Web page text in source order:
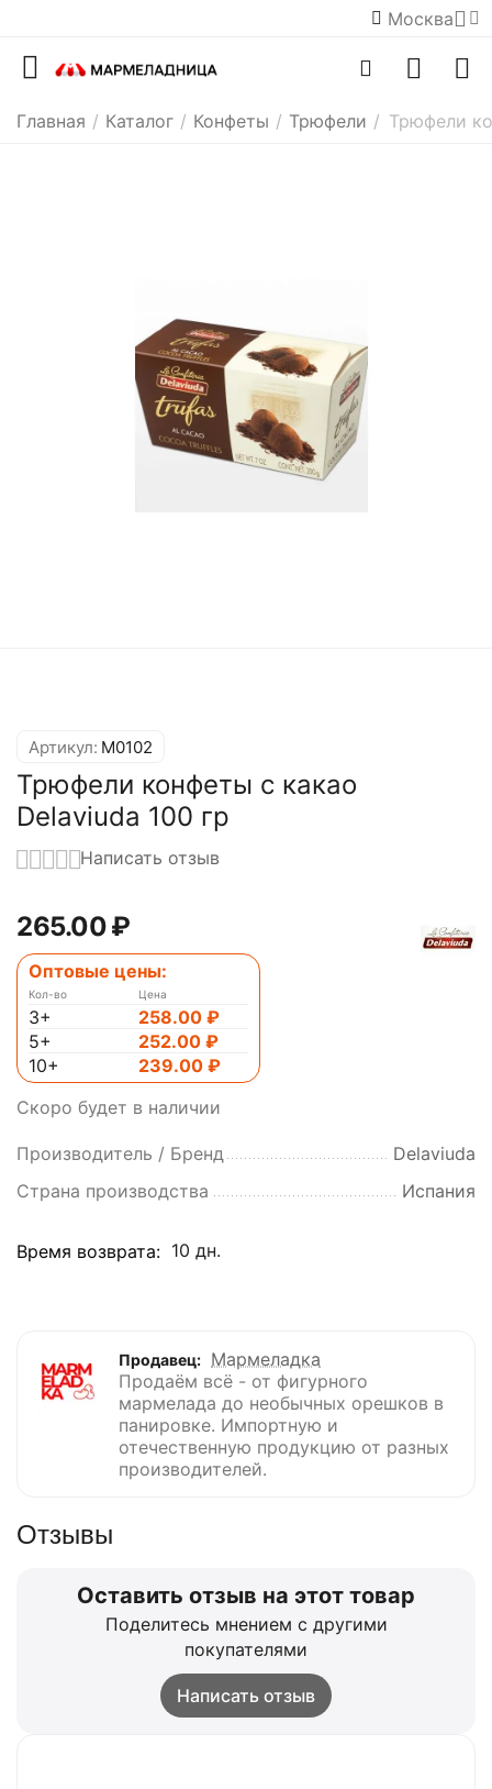
Москва
Главная / Каталог / Конфеты / Трюфели / Трюфели
Артикул: M0102
Трюфели конфеты с какао
Delaviuda 100 гр
Написать отзыв
265.00₽
Оптовые цены:
Кол-во
3+
5+
10+
Цена
258.00 ₽
252.00 ₽
239.00 ₽
Скоро будет в наличии
Производитель / Бренд
Delaviuda
Страна производства
Испания
Время возврата: 10 дн.
Продавец: Мармеладка
Продаём всё - от фигурного
мармелада до необычных орешков в
панировке. Импортную и
отечественную продукцию от разных
производителей.
Отзывы
Оставить отзыв на этот товар
Поделитесь мнением с другими
покупателями
Написать отзыв